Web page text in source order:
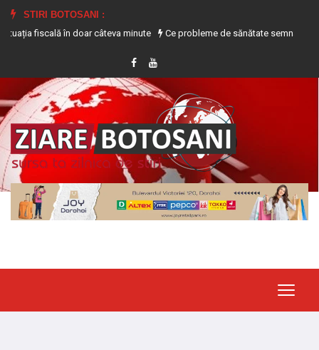
STIRI BOTOSANI :
în doar câteva minute
Ce probleme de sănătate semnalează